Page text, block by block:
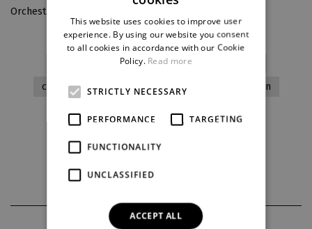
Orchestr muzikálu DJKT
traditional processing
contemporary artwork
adults to graduation
Download current
ENGLISH
GERMAN
This website uses cookies to improve user
experience. By using our website you consent
to all cookies in accordance with our Cookie
Policy. Read more
STRICTLY NECESSARY
PERFORMANCE TARGETING
FUNCTIONALITY
UNCLASSIFIED
ACCEPT ALL